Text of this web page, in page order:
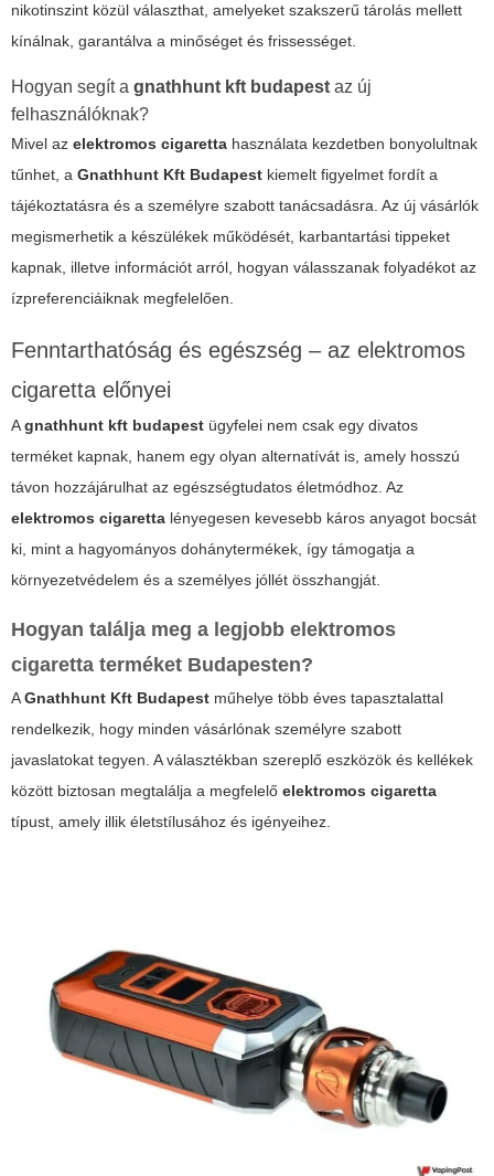
nikotinszint közül választhat, amelyeket szakszerű tárolás mellett
kínálnak, garantálva a minőséget és frissességet.
Hogyan segít a gnathhunt kft budapest az új
felhasználóknak?
Mivel az elektromos cigaretta használata kezdetben bonyolultnak
tűnhet, a Gnathhunt Kft Budapest kiemelt figyelmet fordít a
tájékoztatásra és a személyre szabott tanácsadásra. Az új vásárlók
megismerhetik a készülékek működését, karbantartási tippeket
kapnak, illetve információt arról, hogyan válasszanak folyadékot az
ízpreferenciáiknak megfelelően.
Fenntarthatóság és egészség – az elektromos
cigaretta előnyei
Agnathhunt kft budapest ügyfelei nem csak egy divatos
terméket kapnak, hanem egy olyan alternatívát is, amely hosszú
távon hozzájárulhat az egészségtudatos életmódhoz. Az
elektromos cigaretta lényegesen kevesebb káros anyagot bocsát
ki, mint a hagyományos dohánytermékek, így támogatja a
környezetvédelem és a személyes jóllét összhangját.
Hogyan találja meg a legjobb elektromos
cigaretta terméket Budapesten?
AGnathhunt Kft Budapest műhelye több éves tapasztalattal
rendelkezik, hogy minden vásárlónak személyre szabott
javaslatokat tegyen. A választékban szereplő eszközök és kellékek
között biztosan megtalálja a megfelelő elektromos cigaretta
típust, amely illik életstílusához és igényeihez.